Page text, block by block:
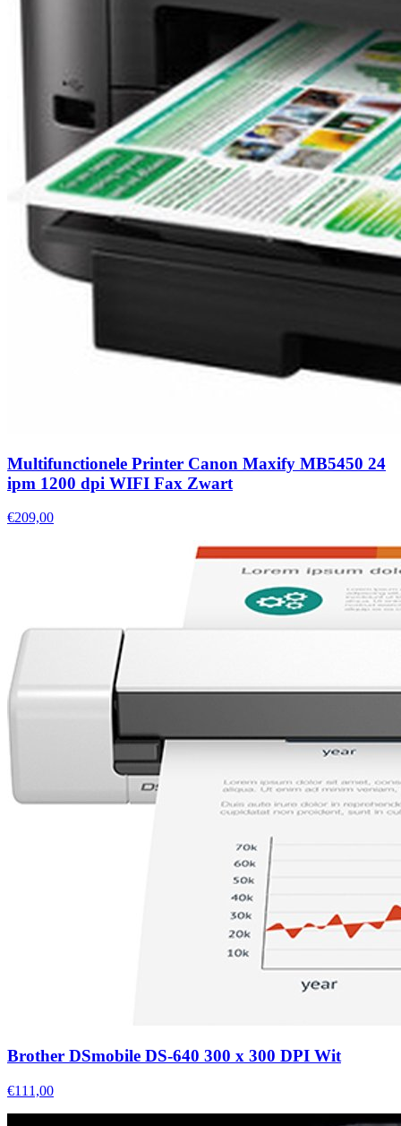
Multifunctionele Printer Canon Maxify MB5450 24
ipm 1200 dpi WIFI Fax Zwart
€209,00
Brother DSmobile DS-640 300 x 300 DPI Wit
€111,00